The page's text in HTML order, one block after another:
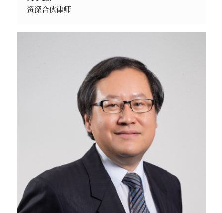
资深合伙律师